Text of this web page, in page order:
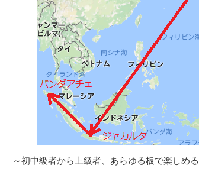
～初中級者から上級者、あらゆる板で楽しめ